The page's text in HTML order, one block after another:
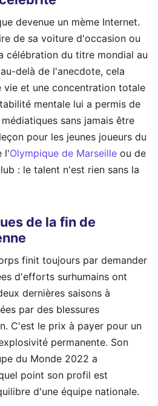
devenue un mème Internet.
de sa voiture d'occasion ou
célébration du titre mondial au
delà de l'anecdote, cela
vie et une concentration totale
mentale lui a permis de
sans jamais être
pour les jeunes joueurs du
l'Olympique de Marseille ou de
: le talent n'est rien sans la
de la fin de
finit toujours par demander
d'efforts surhumains ont
dernières saisons à
par des blessures
C'est le prix à payer pour un
permanente. Son
du Monde 2022 a
point son profil est
d'une équipe nationale.